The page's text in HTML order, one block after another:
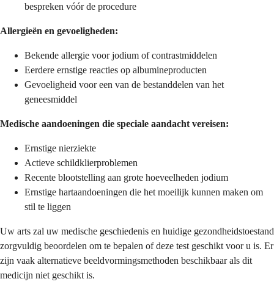
bespreken vóór de procedure
Allergieën en gevoeligheden:
Bekende allergie voor jodium of contrastmiddelen
Eerdere ernstige reacties op albumineproducten
Gevoeligheid voor een van de bestanddelen van het
geneesmiddel
Medische aandoeningen die speciale aandacht vereisen:
Ernstige nierziekte
Actieve schildklierproblemen
Recente blootstelling aan grote hoeveelheden jodium
Ernstige hartaandoeningen die het moeilijk kunnen maken om
stil te liggen
Uw arts zal uw medische geschiedenis en huidige gezondheidstoestand
zorgvuldig beoordelen om te bepalen of deze test geschikt voor u is. Er
zijn vaak alternatieve beeldvormingsmethoden beschikbaar als dit
medicijn niet geschikt is.